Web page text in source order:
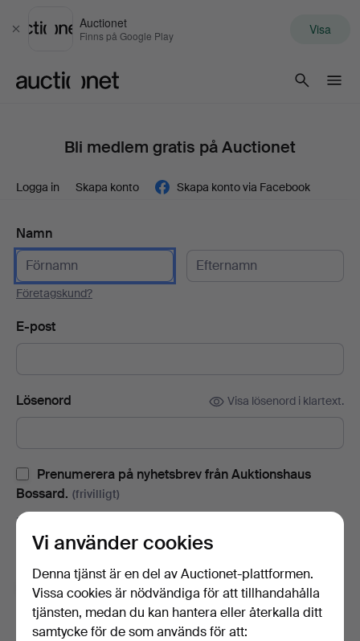
Stäng
Auctionet
Finns på Google Play Visa
Bli medlem gratis på Auctionet
Logga in Skapa konto Skapa konto via Facebook
Namn
Företagskund?
E-post
Lösenord Visa lösenord i klartext.
Prenumerera på nyhetsbrev från Auktionshaus
Bossard. (frivilligt)
Med bl.a. auktionskataloger, inbjudningar till evenemang och
nyheter. Om du ångrar dig kan du enkelt avsluta
prenumerationen.
Prenumerera på Auctionets nyhetsbrev. (frivilligt)
Med bl.a. experttips, utvalda föremål och inspiration. Om du
ångrar dig kan du enkelt avsluta prenumerationen.
Vi använder cookies
Denna tjänst är en del av Auctionet-plattformen.
Vissa cookies är nödvändiga för att tillhandahålla
tjänsten, medan du kan hantera eller återkalla ditt
samtycke för de som används för att: